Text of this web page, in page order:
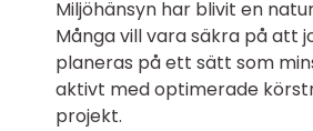
Miljöhänsyn har blivit en
Många vill vara säkra på
planeras på ett sätt som
aktivt med optimerade
projekt.